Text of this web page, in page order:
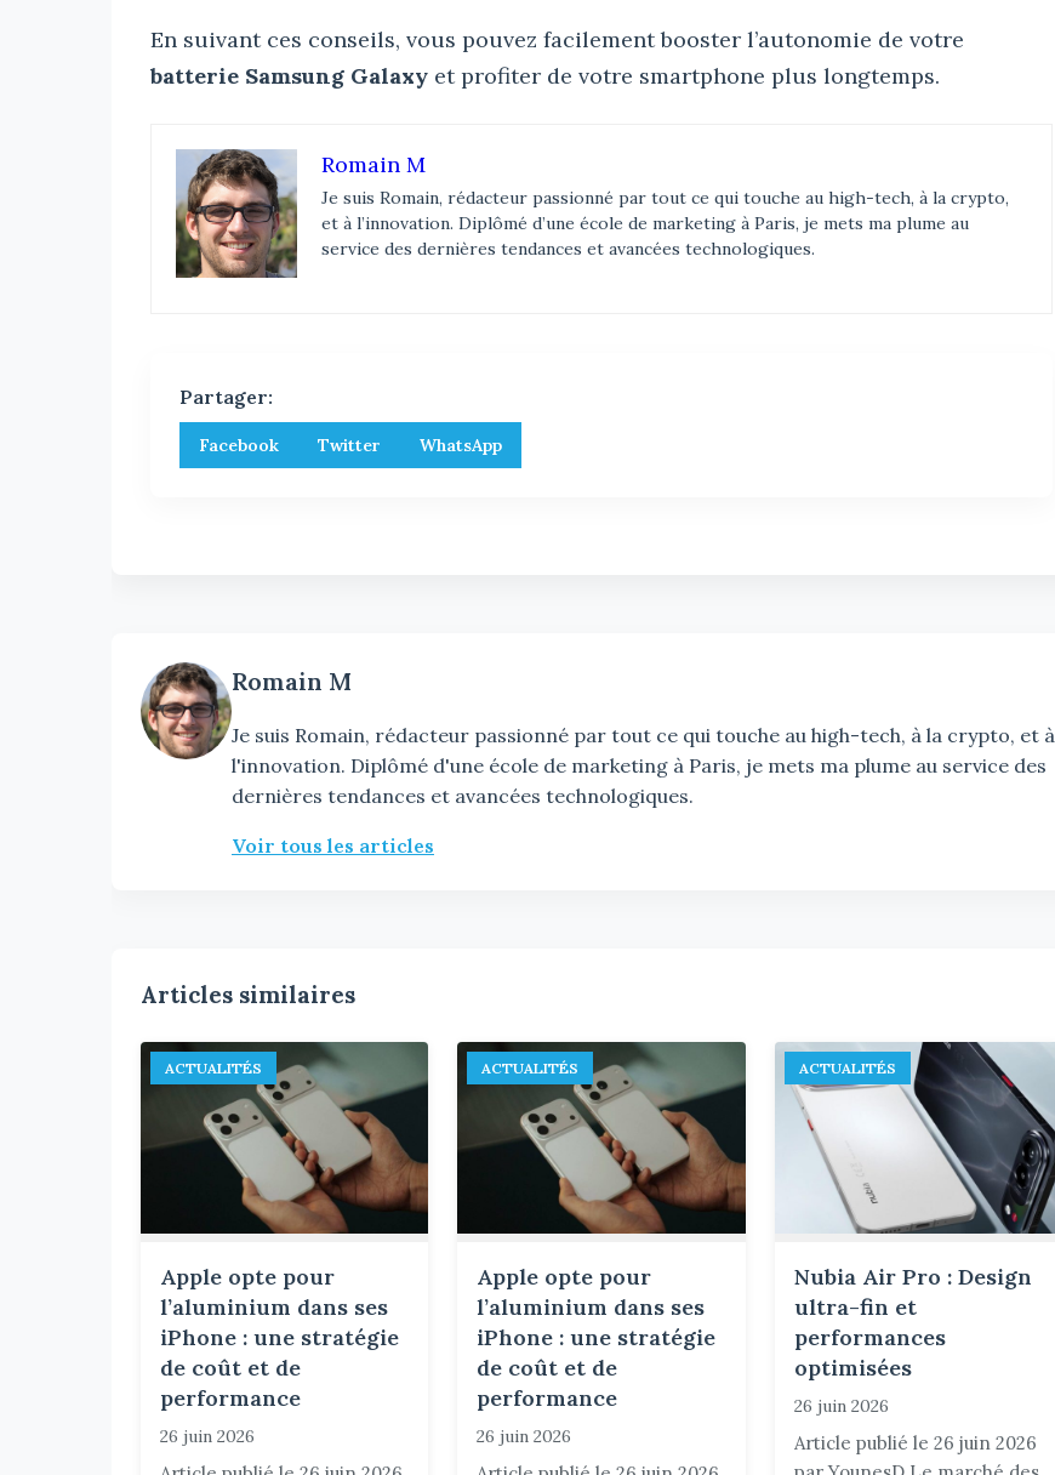
En suivant ces conseils, vous pouvez facilement booster l’autonomie de votre
batterie Samsung Galaxy et profiter de votre smartphone plus longtemps.
Romain M
Je suis Romain, rédacteur passionné par tout ce qui touche au high-tech, à la crypto,
et à l’innovation. Diplômé d’une école de marketing à Paris, je mets ma plume au
service des dernières tendances et avancées technologiques.
Partager:
Facebook Twitter WhatsApp
Romain M
Je suis Romain, rédacteur passionné par tout ce qui touche au high-tech, à la crypto, et à
l'innovation. Diplômé d'une école de marketing à Paris, je mets ma plume au service des
dernières tendances et avancées technologiques.
Voir tous les articles
Articles similaires
ACTUALITÉS
Apple opte pour
l’aluminium dans ses
iPhone : une stratégie
de coût et de
performance
26 juin 2026
ACTUALITÉS
Apple opte pour
l’aluminium dans ses
iPhone : une stratégie
de coût et de
performance
26 juin 2026
ACTUALITÉS
Nubia Air Pro : Design
ultra-fin et
performances
optimisées
26 juin 2026
Article publié le 26 juin 2026